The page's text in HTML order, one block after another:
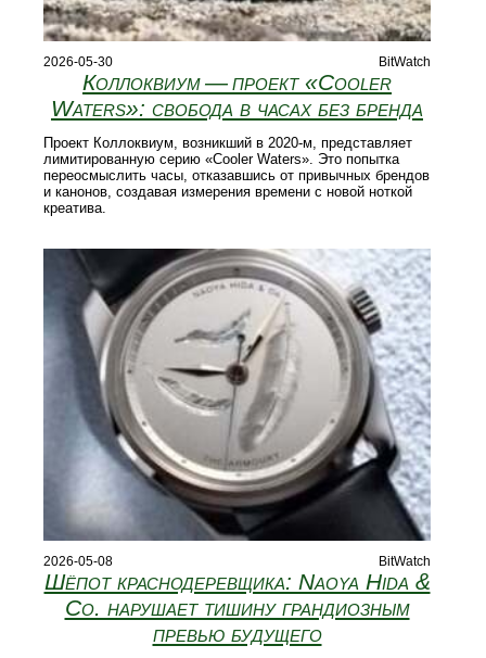
2026-05-30 BitWatch
Коллоквиум — проект «Cooler
Waters»: свобода в часах без бренда
Проект Коллоквиум, возникший в 2020‑м, представляет
лимитированную серию «Cooler Waters». Это попытка
переосмыслить часы, отказавшись от привычных брендов
и канонов, создавая измерения времени с новой ноткой
креатива.
2026-05-08 BitWatch
Шёпот краснодеревщика: Naoya Hida &
Co. нарушает тишину грандиозным
превью будущего